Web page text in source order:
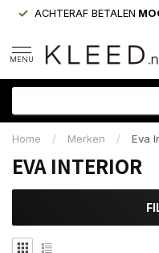
ACHTERAF BETALEN
MENU
Home / Merken / Eva
EVA INTERIOR